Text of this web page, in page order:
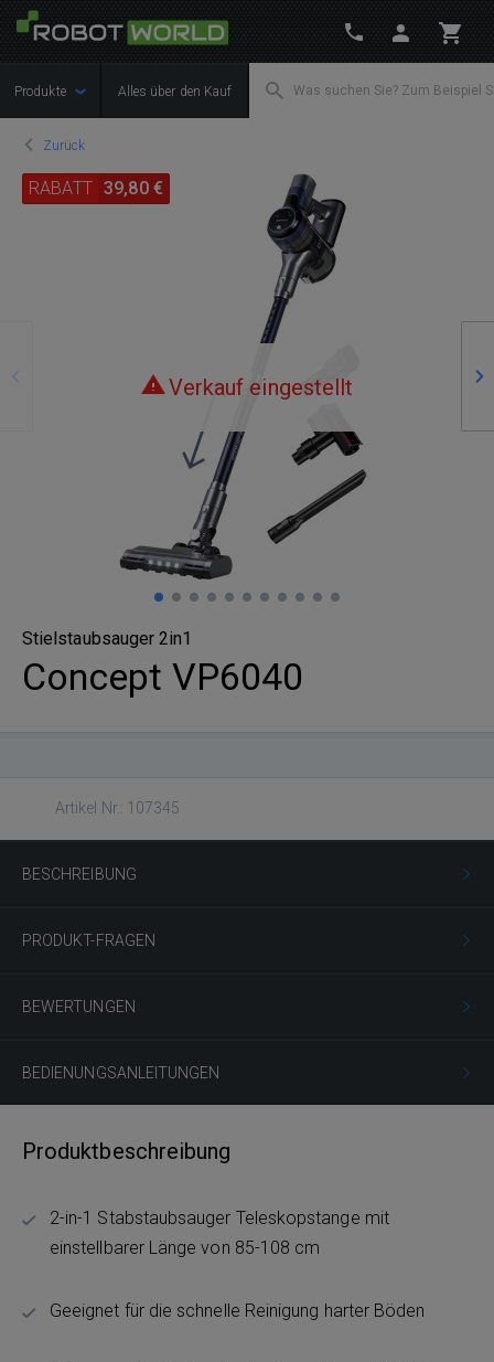
Produkte Alles über den Kauf
Zurück
Verkauf eingestellt
RABATT 39,80 €
Stielstaubsauger 2in1
Concept VP6040
Artikel Nr.: 107345
BESCHREIBUNG
PRODUKT-FRAGEN
BEWERTUNGEN
BEDIENUNGSANLEITUNGEN
Produktbeschreibung
2-in-1 Stabstaubsauger Teleskopstange mit
einstellbarer Länge von 85-108 cm
Geeignet für die schnelle Reinigung harter Böden